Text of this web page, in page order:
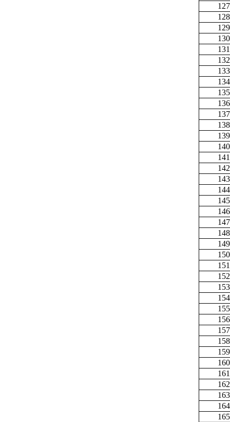
127
128
129
130
131
132
133
134
135
136
137
138
139
140
141
142
143
144
145
146
147
148
149
150
151
152
153
154
155
156
157
158
159
160
161
162
163
164
165